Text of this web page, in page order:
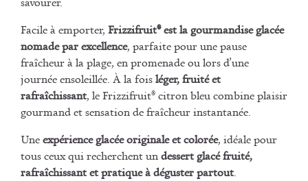
Facile à emporter, Frizzifruit® est la gourmandise glacée
nomade par excellence, parfaite pour une pause
fraîcheur à la plage, en promenade ou lors d’une
journée ensoleillée. À la foisléger, fruité et
rafraîchissant, le Frizzifruit® citron bleu combine plaisir
gourmand et sensation de fraîcheur instantanée.
Uneexpérience glacée originale et colorée, idéale pour
tous ceux qui recherchent undessert glacé fruité,
rafraîchissant et pratique à déguster partout.